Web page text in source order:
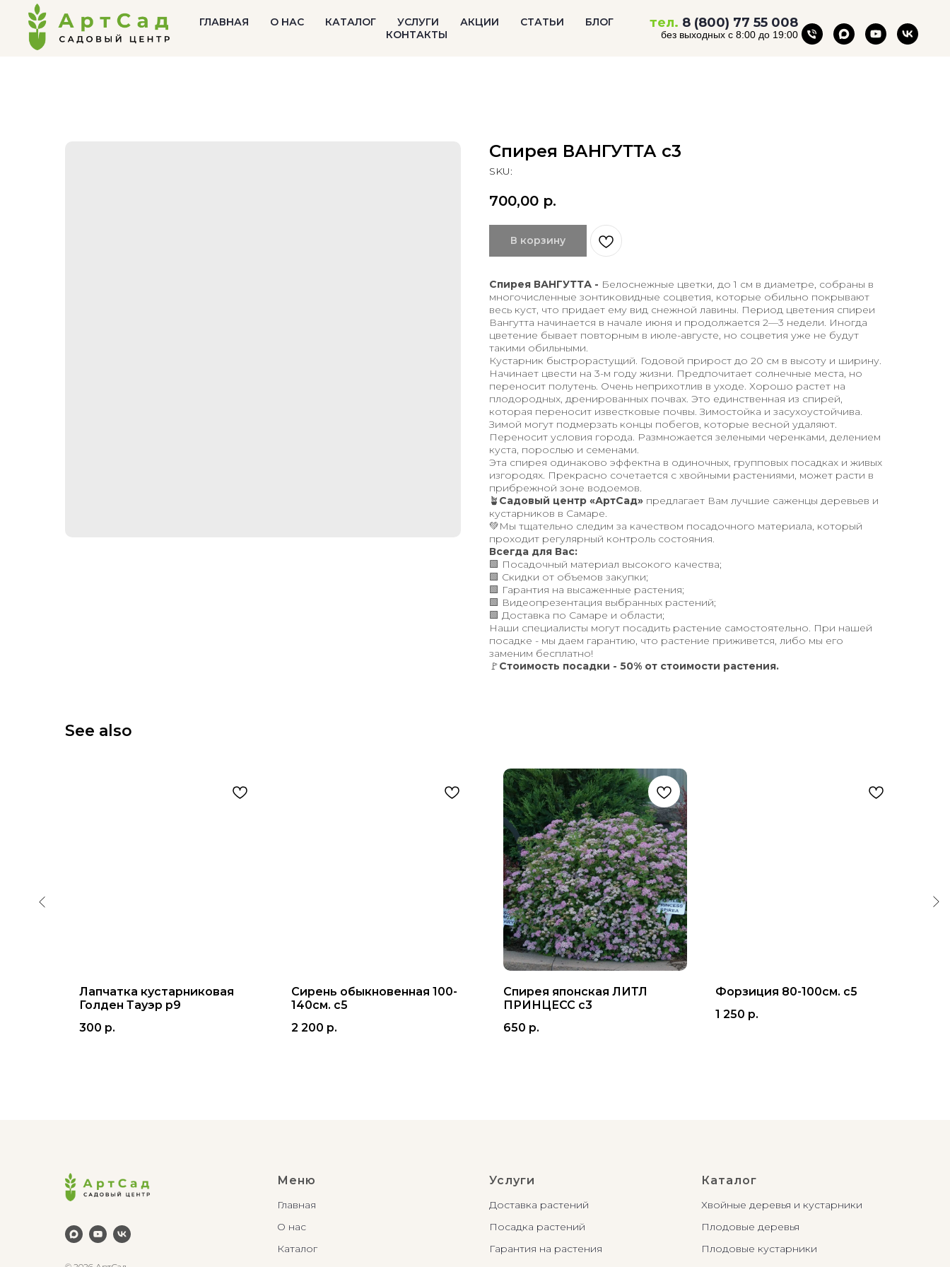
ГЛАВНАЯ О НАС КАТАЛОГ УСЛУГИ АКЦИИ СТАТЬИ
БЛОГ
КОНТАКТЫ
тел. 8 (800) 77 55 008
без выходных с 8:00 до 19:00
Спирея ВАНГУТТА с3
SKU:
700,00 р.
В корзину
Спирея ВАНГУТТА - Белоснежные цветки, до 1 см в диаметре, собраны в
многочисленные зонтиковидные соцветия, которые обильно покрывают
весь куст, что придает ему вид снежной лавины. Период цветения спиреи
Вангутта начинается в начале июня и продолжается 2—3 недели. Иногда
цветение бывает повторным в июле-августе, но соцветия уже не будут
такими обильными.
Кустарник быстрорастущий. Годовой прирост до 20 см в высоту и ширину.
Начинает цвести на 3-м году жизни. Предпочитает солнечные места, но
переносит полутень. Очень неприхотлив в уходе. Хорошо растет на
плодородных, дренированных почвах. Это единственная из спирей,
которая переносит известковые почвы. Зимостойка и засухоустойчива.
Зимой могут подмерзать концы побегов, которые весной удаляют.
Переносит условия города. Размножается зелеными черенками, делением
куста, порослью и семенами.
Эта спирея одинаково эффектна в одиночных, групповых посадках и живых
изгородях. Прекрасно сочетается с хвойными растениями, может расти в
прибрежной зоне водоемов.
🪴 Садовый центр «АртСад» предлагает Вам лучшие саженцы деревьев и
кустарников в Самаре.
💚Мы тщательно следим за качеством посадочного материала, который
проходит регулярный контроль состояния.
Всегда для Вас:
🟩 Посадочный материал высокого качества;
🟩 Скидки от объемов закупки;
🟩 Гарантия на высаженные растения;
🟩 Видеопрезентация выбранных растений;
🟩 Доставка по Самаре и области;
Наши специалисты могут посадить растение самостоятельно. При нашей
посадке - мы даем гарантию, что растение приживется, либо мы его
заменим бесплатно!
🚩Стоимость посадки - 50% от стоимости растения.
See also
Лапчатка кустарниковая
Голден Тауэр р9
300 р.
Сирень обыкновенная 100-
140см. с5
2 200 р.
Спирея японская ЛИТЛ
ПРИНЦЕСС с3
650 р.
Форзиция 80-100см. с5
1 250 р.
Меню
Главная
О нас
Каталог
Услуги
Доставка растений
Посадка растений
Гарантия на растения
Каталог
Хвойные деревья и кустарники
Плодовые деревья
Плодовые кустарники